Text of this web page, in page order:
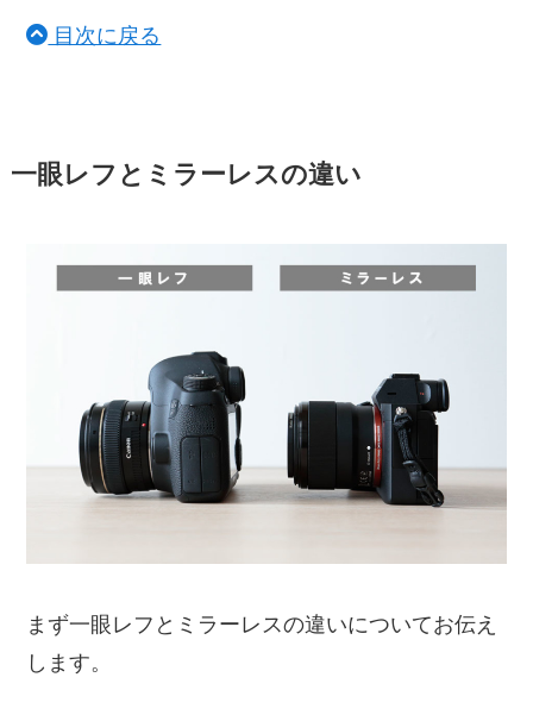
目次に戻る
一眼レフとミラーレスの違い
まず一眼レフとミラーレスの違いについてお伝え
します。